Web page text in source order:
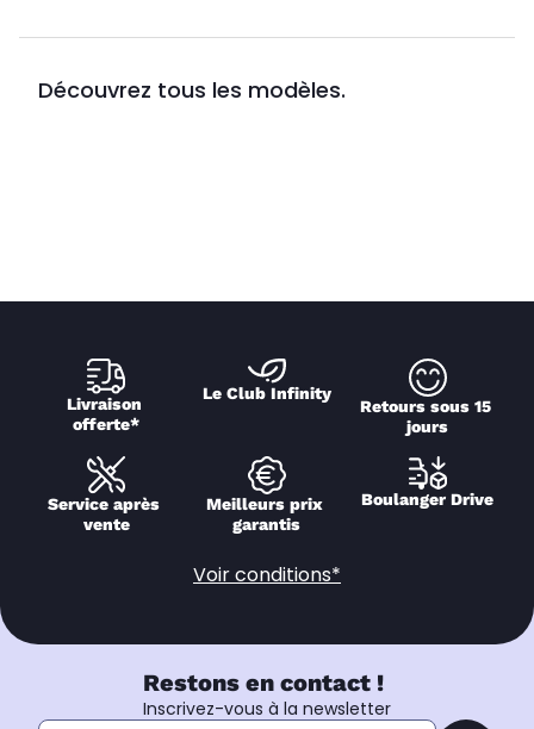
Découvrez tous les modèles.
Livraison
offerte*
Le Club Infinity
Retours sous 15
jours
Service après
vente
Meilleurs prix
garantis
Boulanger Drive
Voir conditions*
Restons en contact !
Inscrivez-vous à la newsletter